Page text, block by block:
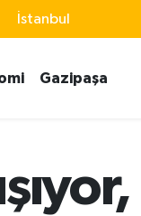
İstanbul
Gazipaşa